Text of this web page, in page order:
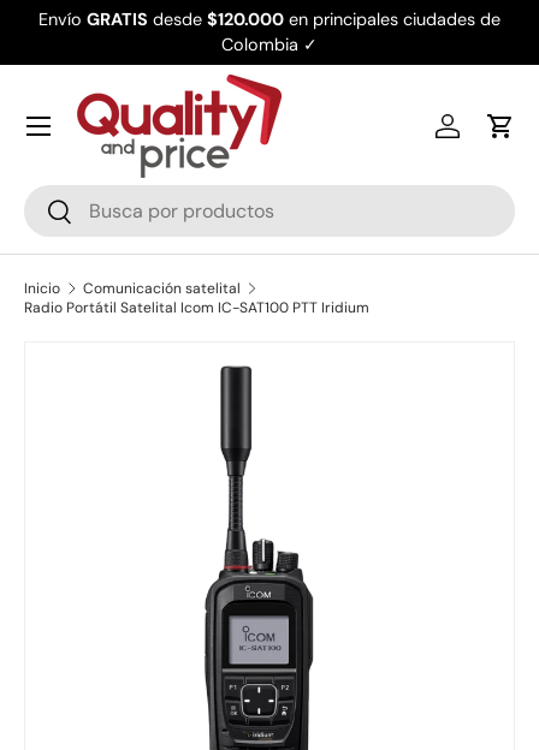
Envío GRATIS desde $120.000 en principales ciudades de
Colombia ✓
Buscar
Buscar
Iniciar
Inicio
Comunicación satelital
Radio Portátil Satelital Icom IC-SAT100 PTT Iridium